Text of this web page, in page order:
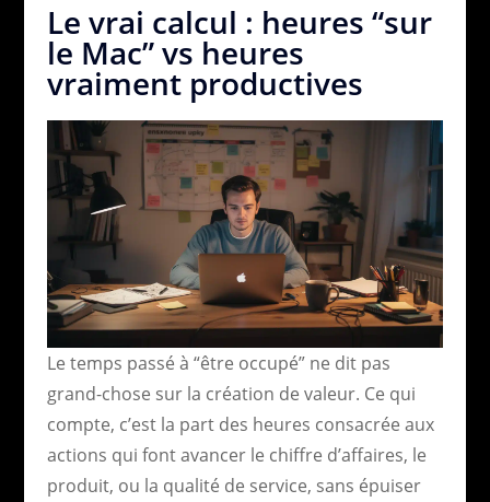
Le vrai calcul : heures “sur
le Mac” vs heures
vraiment productives
Le temps passé à “être occupé” ne dit pas
grand-chose sur la création de valeur. Ce qui
compte, c’est la part des heures consacrée aux
actions qui font avancer le chiffre d’affaires, le
produit, ou la qualité de service, sans épuiser